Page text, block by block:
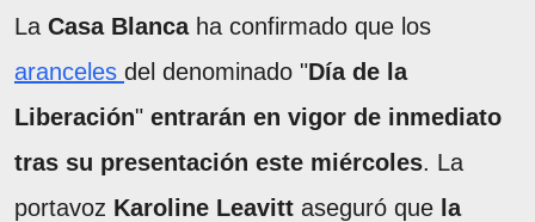
La Casa Blancaha confirmado que los
aranceles del denominado "Día de la
Liberación" entrarán en vigor de inmediato
tras su presentación este miércoles. La
portavoz Karoline Leavitt aseguró que la